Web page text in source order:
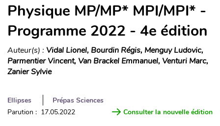
Physique MP/MP* MPI/MPI* -
Programme 2022 - 4e édition
Auteur(s) : Vidal Lionel, Bourdin Régis, Menguy Ludovic,
Parmentier Vincent, Van Brackel Emmanuel, Venturi Marc,
Zanier Sylvie
Ellipses
Prépas Sciences
Parution : 17.05.2022
Consulter la nouvelle édition